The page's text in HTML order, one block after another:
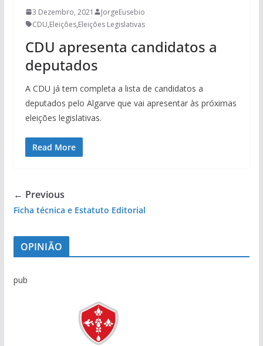
3 Dezembro, 2021
JorgeEusebio
CDU,Eleições,Eleições Legislativas
CDU apresenta candidatos a
deputados
A CDU já tem completa a lista de candidatos a
deputados pelo Algarve que vai apresentar às próximas
eleições legislativas.
Read More
← Previous
Ficha técnica e Estatuto Editorial
OPINIÃO
pub